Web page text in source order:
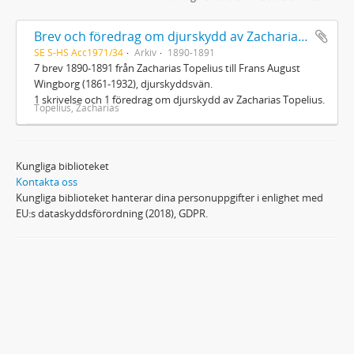
Brev och föredrag om djurskydd av Zacharias Topelius
SE S-HS Acc1971/34 Arkiv 1890-1891
7 brev 1890-1891 från Zacharias Topelius till Frans August
Wingborg (1861-1932), djurskyddsvän.
1 skrivelse och 1 föredrag om djurskydd av Zacharias Topelius.
Topelius, Zacharias
Kungliga biblioteket
Kontakta oss
Kungliga biblioteket hanterar dina personuppgifter i enlighet med
EU:s dataskyddsförordning (2018), GDPR.